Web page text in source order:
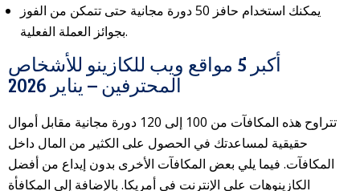
يمكنك استخدام حافز 50 دورة مجانية حتى تتمكن من الفوز
بجوائز العملة الفعلية.
أكبر 5 مواقع ويب للكازينو للأشخاص
المحترفين – يناير 2026
تتراوح هذه المكافآت من 100 إلى 120 دورة مجانية مقابل أموال
حقيقية لمساعدتك في الحصول على الكثير من المال داخل
المكافآت. فيما يلي بعض المكافآت الأخرى بدون إيداع من أفضل
الكازينوهات على الإنترنت في أمريكا. بالإضافة إلى المكافأة